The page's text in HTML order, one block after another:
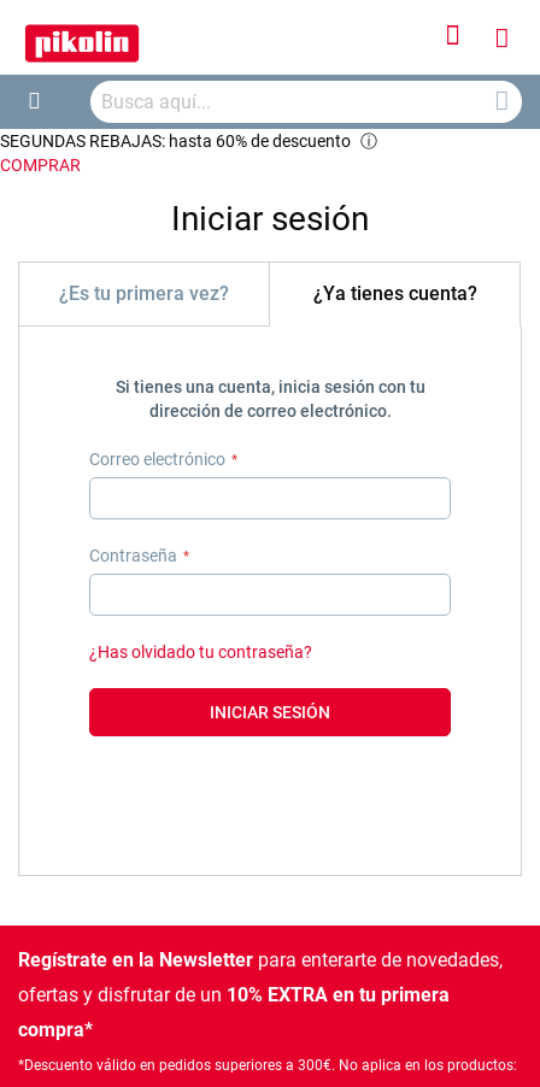
Iniciar
Buscar
SEGUNDAS REBAJAS: hasta 60% de descuento ⓘ
COMPRAR
Iniciar sesión
¿Es tu primera vez? ¿Ya tienes cuenta?
Si tienes una cuenta, inicia sesión con tu
dirección de correo electrónico.
Correo electrónico
Contraseña
¿Has olvidado tu contraseña?
INICIAR SESIÓN
Regístrate en la Newsletter para enterarte de novedades,
ofertas y disfrutar de un 10% EXTRA en tu primera
compra*
*Descuento válido en pedidos superiores a 300€. No aplica en los productos: